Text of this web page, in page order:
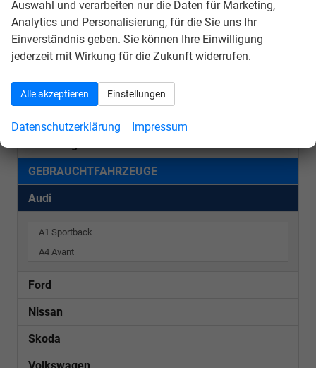
A3 Sportback
Q3
Q8
Seat
Volkswagen
GEBRAUCHTFAHRZEUGE
Audi
A1 Sportback
A4 Avant
Ford
Nissan
Skoda
Auswahl und verarbeiten nur die Daten für Marketing,
Analytics und Personalisierung, für die Sie uns Ihr
Einverständnis geben. Sie können Ihre Einwilligung
jederzeit mit Wirkung für die Zukunft widerrufen.
Alle akzeptieren Einstellungen
Datenschutzerklärung Impressum